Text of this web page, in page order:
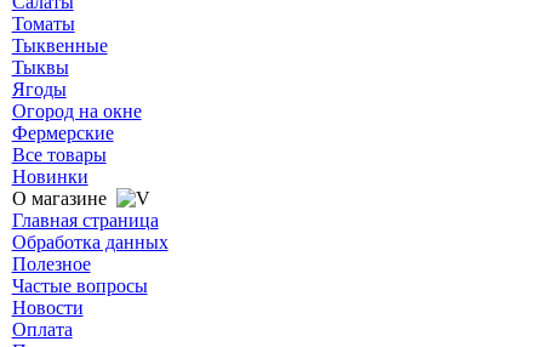
Томаты
Тыквенные
Тыквы
Ягоды
Огород на окне
Фермерские
Все товары
Новинки
О магазине
Главная страница
Обработка данных
Полезное
Частые вопросы
Новости
Оплата